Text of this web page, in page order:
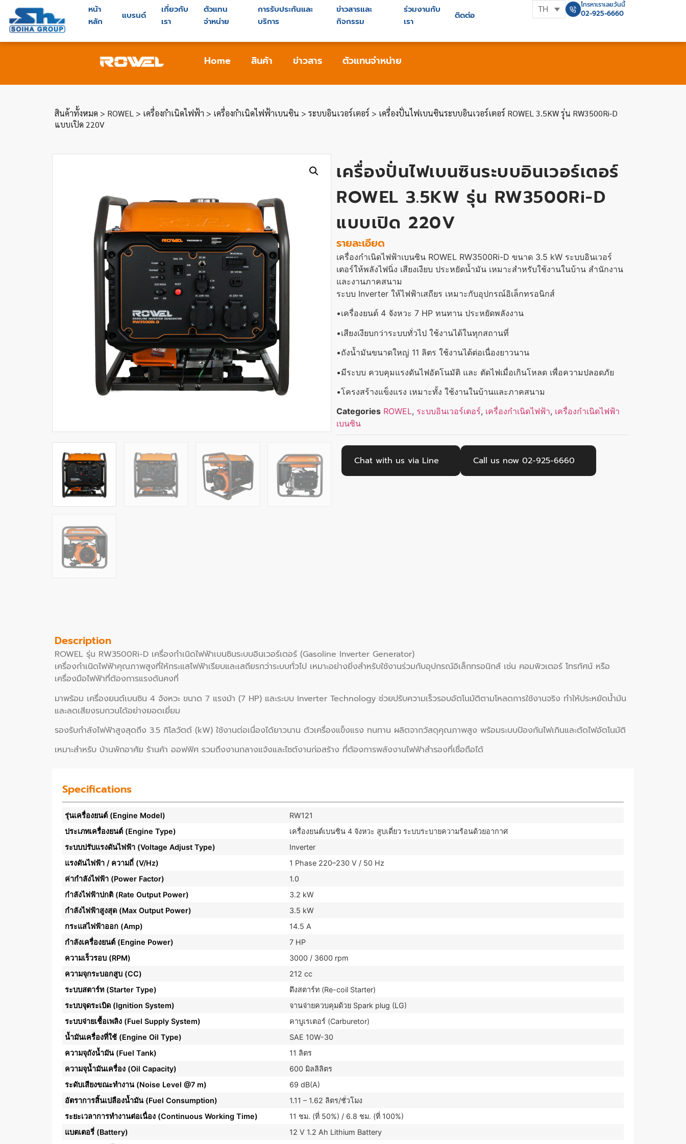
หน้า
หลัก
แบรนด์
เกี่ยวกับ
เรา
ตัวแทน
จำหน่าย
การรับประกันและ
บริการ
ข่าวสารและ
กิจกรรม
ร่วมงานกับ
เรา
ติดต่อ TH โทรหาเราเลยวันนี้
02-925-6660
Home สินค้า ข่าวสาร ตัวแทนจำหน่าย
สินค้าทั้งหมด > ROWEL > เครื่องกำเนิดไฟฟ้า > เครื่องกำเนิดไฟฟ้าเบนซิน > ระบบอินเวอร์เตอร์ > เครื่องปั่นไฟเบนซินระบบอินเวอร์เตอร์ ROWEL 3.5KW รุ่น RW3500Ri-D
แบบเปิด 220V
เครื่องปั่นไฟเบนซินระบบอินเวอร์เตอร์
ROWEL 3.5KW รุ่น RW3500Ri-D
แบบเปิด 220V
รายละเอียด
เครื่องกำเนิดไฟฟ้าเบนซิน ROWEL RW3500Ri-D ขนาด 3.5 kW ระบบอินเวอร์
เตอร์ให้พลังไฟนิ่ง เสียงเงียบ ประหยัดน้ำมัน เหมาะสำหรับใช้งานในบ้าน สำนักงาน
และงานภาคสนาม
ระบบ Inverter ให้ไฟฟ้าเสถียร เหมาะกับอุปกรณ์อิเล็กทรอนิกส์
•เครื่องยนต์ 4 จังหวะ 7 HP ทนทาน ประหยัดพลังงาน
•เสียงเงียบกว่าระบบทั่วไป ใช้งานได้ในทุกสถานที่
•ถังน้ำมันขนาดใหญ่ 11 ลิตร ใช้งานได้ต่อเนื่องยาวนาน
•มีระบบ ควบคุมแรงดันไฟอัตโนมัติ และ ตัดไฟเมื่อเกินโหลด เพื่อความปลอดภัย
•โครงสร้างแข็งแรง เหมาะทั้ง ใช้งานในบ้านและภาคสนาม
Categories ROWEL, ระบบอินเวอร์เตอร์, เครื่องกำเนิดไฟฟ้า, เครื่องกำเนิดไฟฟ้า
เบนซิน
Chat with us via Line Call us now 02-925-6660
Description
ROWEL รุ่น RW3500Ri-D เครื่องกำเนิดไฟฟ้าเบนซินระบบอินเวอร์เตอร์ (Gasoline Inverter Generator)
เครื่องกำเนิดไฟฟ้าคุณภาพสูงที่ให้กระแสไฟฟ้าเรียบและเสถียรกว่าระบบทั่วไป เหมาะอย่างยิ่งสำหรับใช้งานร่วมกับอุปกรณ์อิเล็กทรอนิกส์ เช่น คอมพิวเตอร์ โทรทัศน์ หรือ
เครื่องมือไฟฟ้าที่ต้องการแรงดันคงที่
มาพร้อม เครื่องยนต์เบนซิน 4 จังหวะ ขนาด 7 แรงม้า (7 HP) และระบบ Inverter Technology ช่วยปรับความเร็วรอบอัตโนมัติตามโหลดการใช้งานจริง ทำให้ประหยัดน้ำมัน
และลดเสียงรบกวนได้อย่างยอดเยี่ยม
รองรับกำลังไฟฟ้าสูงสุดถึง 3.5 กิโลวัตต์ (kW) ใช้งานต่อเนื่องได้ยาวนาน ตัวเครื่องแข็งแรง ทนทาน ผลิตจากวัสดุคุณภาพสูง พร้อมระบบป้องกันไฟเกินและตัดไฟอัตโนมัติ
เหมาะสำหรับ บ้านพักอาศัย ร้านค้า ออฟฟิศ รวมถึงงานกลางแจ้งและไซต์งานก่อสร้าง ที่ต้องการพลังงานไฟฟ้าสำรองที่เชื่อถือได้
Specifications
รุ่นเครื่องยนต์ (Engine Model)
RW121
ประเภทเครื่องยนต์ (Engine Type)
เครื่องยนต์เบนซิน 4 จังหวะ สูบเดี่ยว ระบบระบายความร้อนด้วยอากาศ
ระบบปรับแรงดันไฟฟ้า (Voltage Adjust Type)
Inverter
แรงดันไฟฟ้า / ความถี่ (V/Hz)
1 Phase 220–230 V / 50 Hz
ค่ากำลังไฟฟ้า (Power Factor)
1.0
กำลังไฟฟ้าปกติ (Rate Output Power)
3.2 kW
กำลังไฟฟ้าสูงสุด (Max Output Power)
3.5 kW
กระแสไฟฟ้าออก (Amp)
14.5 A
กำลังเครื่องยนต์ (Engine Power)
7 HP
ความเร็วรอบ (RPM)
3000 / 3600 rpm
ความจุกระบอกสูบ (CC)
212 cc
ระบบสตาร์ท (Starter Type)
ดึงสตาร์ท (Re-coil Starter)
ระบบจุดระเบิด (Ignition System)
จานจ่ายควบคุมด้วย Spark plug (LG)
ระบบจ่ายเชื้อเพลิง (Fuel Supply System)
คาบูเรเตอร์ (Carburetor)
น้ำมันเครื่องที่ใช้ (Engine Oil Type)
SAE 10W-30
ความจุถังน้ำมัน (Fuel Tank)
11 ลิตร
ความจุน้ำมันเครื่อง (Oil Capacity)
600 มิลลิลิตร
ระดับเสียงขณะทำงาน (Noise Level @7 m)
69 dB(A)
อัตราการสิ้นเปลืองน้ำมัน (Fuel Consumption)
1.11 – 1.62 ลิตร/ชั่วโมง
ระยะเวลาการทำงานต่อเนื่อง (Continuous Working Time)
11 ชม. (ที่ 50%) / 6.8 ชม. (ที่ 100%)
แบตเตอรี่ (Battery)
12 V 1.2 Ah Lithium Battery